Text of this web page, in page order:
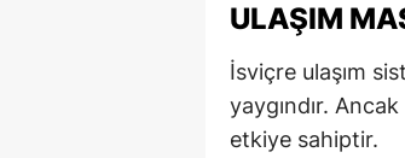
ULAŞIM
İsviçre ulaşım
yaygındır.
etkiye sahiptir.